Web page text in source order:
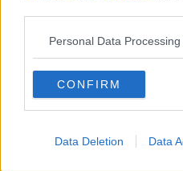
Personal Data
CONFIRM
Data Deletion Data
percorso progettuale. Alla
scolastico, dottor Carlo
istruzione del Comune di
espresso il loro apprezzamento
collaborazione tra scuola,
Il progetto, promosso